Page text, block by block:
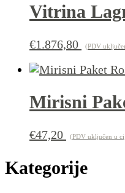
Vitrina
€1.876,80 (PDV
Mirisni
€47,20 (PDV uključen u
Kategorije